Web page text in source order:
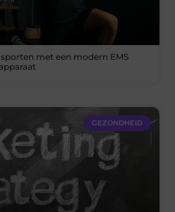
met een modern EMS
apparaat
GEZONDHEID